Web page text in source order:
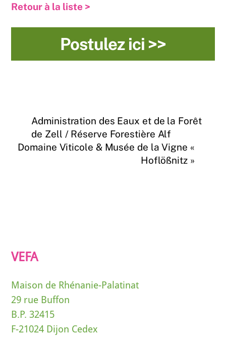
Retour à la liste >
Postulez ici >>
Administration des Eaux et de la Forêt
de Zell / Réserve Forestière Alf
Domaine Viticole & Musée de la Vigne «
Hoflößnitz »
VEFA
Maison de Rhénanie-Palatinat
29 rue Buffon
B.P. 32415
F-21024 Dijon Cedex